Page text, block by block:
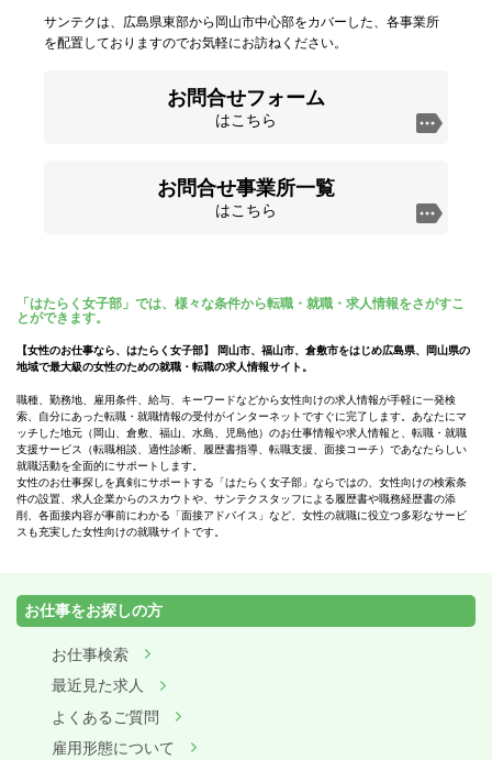
サンテクは、広島県東部から岡山市中心部をカバーした、各事業所
を配置しておりますのでお気軽にお訪ねください。
お問合せフォーム
はこちら
お問合せ事業所一覧
はこちら
「はたらく女子部」では、様々な条件から転職・就職・求人情報をさがすこ
とができます。
【女性のお仕事なら、はたらく女子部】 岡山市、福山市、倉敷市をはじめ広島県、岡山県の
地域で最大級の女性のための就職・転職の求人情報サイト。
職種、勤務地、雇用条件、給与、キーワードなどから女性向けの求人情報が手軽に一発検
索、自分にあった転職・就職情報の受付がインターネットですぐに完了します。あなたにマ
ッチした地元（岡山、倉敷、福山、水島、児島他）のお仕事情報や求人情報と、転職・就職
支援サービス（転職相談、適性診断、履歴書指導、転職支援、面接コーチ）であなたらしい
就職活動を全面的にサポートします。
女性のお仕事探しを真剣にサポートする「はたらく女子部」ならではの、女性向けの検索条
件の設置、求人企業からのスカウトや、サンテクスタッフによる履歴書や職務経歴書の添
削、各面接内容が事前にわかる「面接アドバイス」など、女性の就職に役立つ多彩なサービ
スも充実した女性向けの就職サイトです。
お仕事をお探しの方
お仕事検索
最近見た求人
よくあるご質問
雇用形態について